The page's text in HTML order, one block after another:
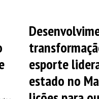
esporte
estado no